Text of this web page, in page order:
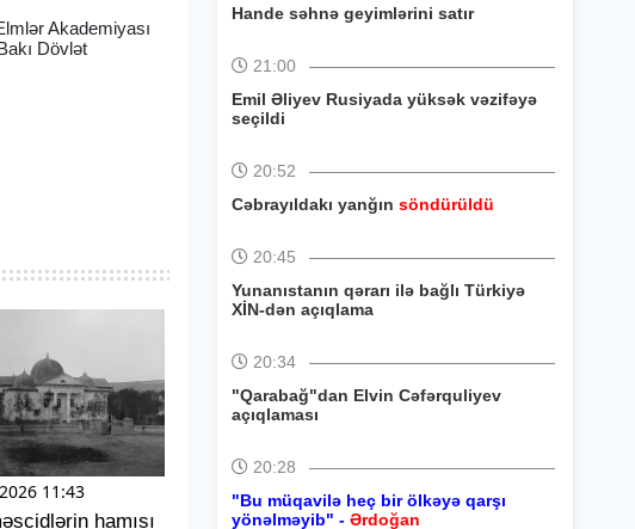
Akademiyası
Dövlət
11:43
hamısı
Hande səhnə geyimlərini satır
21:00
Emil Əliyev Rusiyada yüksək vəzifəyə
seçildi
20:52
Cəbrayıldakı yanğın söndürüldü
20:45
Yunanıstanın qərarı ilə bağlı Türkiyə
XİN-dən açıqlama
20:34
"Qarabağ"dan Elvin Cəfərquliyev
açıqlaması
20:28
"Bu müqavilə heç bir ölkəyə qarşı
yönəlməyib" - Ərdoğan